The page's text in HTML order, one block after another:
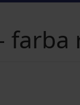
farba